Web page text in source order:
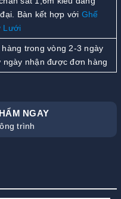
Bàn kết hợp với Ghế
Lưới
hàng trong vòng 2-3 ngày
ngày nhận được đơn hàng
NGAY
trình